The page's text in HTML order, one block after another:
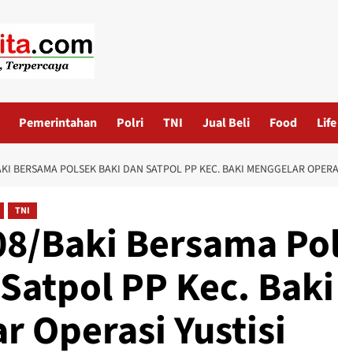
Pemerintahan Polri TNI Jual Beli Food
BERSAMA POLSEK BAKI DAN SATPOL PP KEC. BAKI MENGGELAR
TNI
Baki Bersama
PP Kec. Baki
Operasi Yustisi